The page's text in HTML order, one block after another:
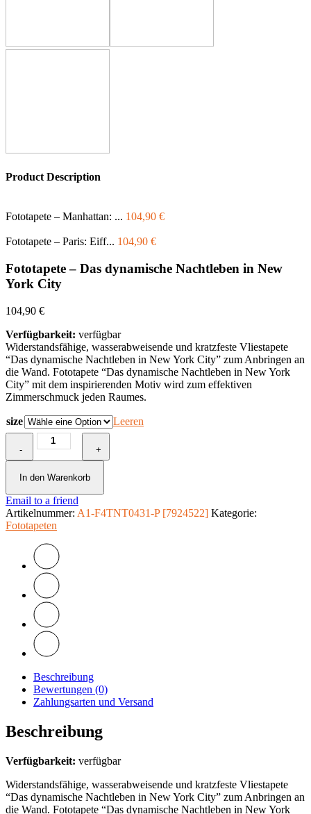
Product Description
Fototapete – Manhattan: ... 104,90 €
Fototapete – Paris: Eiff... 104,90 €
Fototapete – Das dynamische Nachtleben in New
York City
104,90 €
Verfügbarkeit: verfügbar
Widerstandsfähige, wasserabweisende und kratzfeste Vliestapete
“Das dynamische Nachtleben in New York City” zum Anbringen an
die Wand. Fototapete “Das dynamische Nachtleben in New York
City” mit dem inspirierenden Motiv wird zum effektiven
Zimmerschmuck jeden Raumes.
size Leeren
-
Fototapete
-
Das
dynamische
in
New
York
Menge
+
In den Warenkorb
Email to a friend
Artikelnummer: A1-F4TNT0431-P [7924522] Kategorie:
Fototapeten
Beschreibung
Bewertungen (0)
Zahlungsarten und Versand
Beschreibung
Verfügbarkeit: verfügbar
Widerstandsfähige, wasserabweisende und kratzfeste Vliestapete
“Das dynamische Nachtleben in New York City” zum Anbringen an
die Wand. Fototapete “Das dynamische Nachtleben in New York